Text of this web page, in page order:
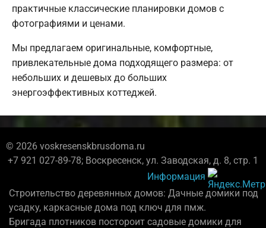
практичные классические планировки домов с
фотографиями и ценами.
Мы предлагаем оригинальные, комфортные,
привлекательные дома подходящего размера: от
небольших и дешевых до больших
энергоэффективных коттеджей.
© 2026 voskresenskbrusdoma.ru
+7 921 027-89-78; Воскресенск, ул. Заводская, д. 8, стр. 1
Информация
Строительство деревянных домов: Дачные домики под
усадку, каркасные дома под ключ для пмж.
Бригада плотников постороит садовые домики для